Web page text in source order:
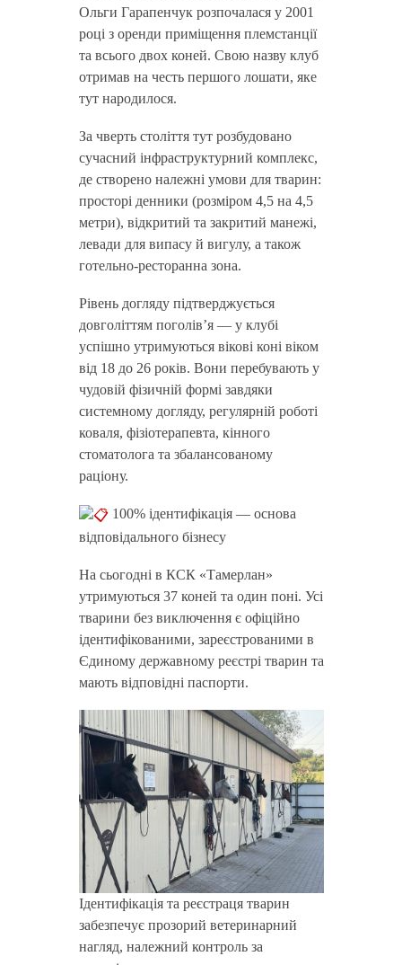
Ольги Гарапенчук розпочалася у 2001
році з оренди приміщення племстанції
та всього двох коней. Свою назву клуб
отримав на честь першого лошати, яке
тут народилося.
За чверть століття тут розбудовано
сучасний інфраструктурний комплекс,
де створено належні умови для тварин:
просторі денники (розміром 4,5 на 4,5
метри), відкритий та закритий манежі,
левади для випасу й вигулу, а також
готельно-ресторанна зона.
Рівень догляду підтверджується
довголіттям поголів’я — у клубі
успішно утримуються вікові коні віком
від 18 до 26 років. Вони перебувають у
чудовій фізичній формі завдяки
системному догляду, регулярній роботі
коваля, фізіотерапевта, кінного
стоматолога та збалансованому
раціону.
100% ідентифікація — основа
відповідального бізнесу
На сьогодні в КСК «Тамерлан»
утримуються 37 коней та один поні. Усі
тварини без виключення є офіційно
ідентифікованими, зареєстрованими в
Єдиному державному реєстрі тварин та
мають відповідні паспорти.
Ідентифікація та реєстраця тварин
забезпечує прозорий ветеринарний
нагляд, належний контроль за